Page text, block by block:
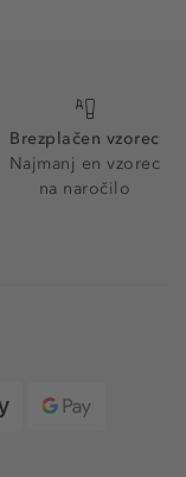
Brezplačen vzorec
Najmanj en vzorec
na naročilo